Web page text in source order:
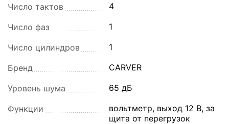
Число тактов 4
Число фаз 1
Число цилиндров 1
Бренд CARVER
Уровень шума 65 дБ
Функции
вольтметр, выход 12 В, за
щита от перегрузок